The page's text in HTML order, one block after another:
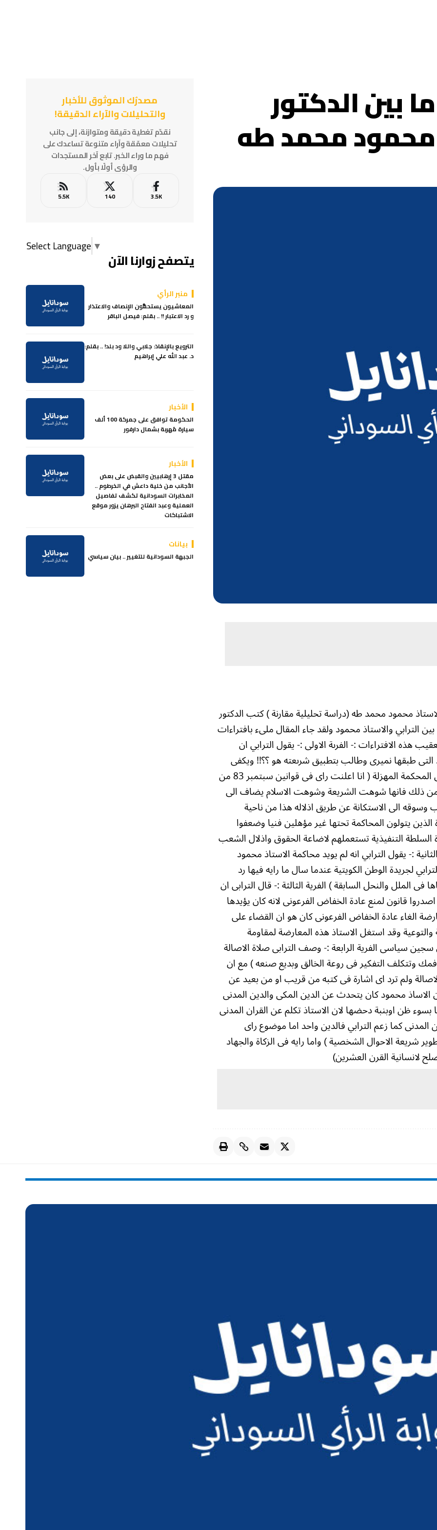
بين الدكتور
محمود محمد طه
محمود محمد طه (دراسة تحليلية مقارنة ) كتب الدكتور
الترابي والاستاذ محمود ولقد جاء المقال ملىء بافتراءات
هذه الافتراءات :- الفرىة الاولى :- يقول الترابي ان
طبقها نميرى وطالب بتطبيق شرىعته هو ؟؟!! ويكفى
لدحض هذه الفرية ان اورد كلمة الاستاذ فى المحكمة المهزلة ( انا اعلنت راى فى قوانين سبتمبر 83 من
من ذلك فانها شوهت الشريعة وشوهت الاسلام يضاف الى
الى الاستكانة عن طريق اذلاله هذا من ناحية
يتولون المحاكمة تحتها غير مؤهلين فنيا وضعفوا
التنفيذية تستعملهم لاضاعة الحقوق واذلال الشعب
:- يقول الترابي انه لم يويد محاكمة الاستاذ محمود
لجريدة الوطن الكويتية عندما سال ما رايه فيها رد
فى الملل والنحل السابقة ) الفرية الثالثة :- قال الترابى ان
قانون لمنع عادة الخفاض الفرعونى لانه كان يؤيدها
الغاء عادة الخفاض الفرعونى كان هو ان القضاء على
والتوعية وقد استغل الاستاذ هذه المعارضة لمقاومة
سياسى الفرية الرابعة :- وصف الترابى صلاة الاصالة
فمك وتتكلف التفكير فى روعة الخالق وبديع صنعه ) مع ان
ولم ترد اى اشارة فى كتبه من قريب او من بعيد عن
الاساذ محمود كان يتحدث عن الدين المكى والدين المدنى
بسوء ظن اوبنبة دحضها لان الاستاذ تكلم عن القران المدنى
كما زعم الترابي فالدين واحد اما موضوع راى
شريعة الاحوال الشخصية ) واما رايه فى الزكاة والجهاد
لانسانية القرن العشرين)
مصدرُك الموثوق للأخبار
والتحليلات والآراء الدقيقة!
نقدّم تغطية دقيقة ومتوازنة، إلى جانب
تحليلات معمّقة وآراء متنوعة تساعدك على
فهم ما وراء الخبر. تابع آخر المستجدات
والرؤى أولًا بأول.
3.5K
140
5.5K
Select Language ▼
يتصفح زوارنا الآن
منبر الرأي
المعاشيون يستحقُّون الإنصاف والاعتذار
و رد الاعتبار !! .. بقلم: فيصل الباقر
الترويع بالإنقاذ: جلابي واللا ود بلد! .. بقلم:
د. عبد الله علي إبراهيم
الأخبار
الحكومة توافق على جمركة 100 ألف
سيارة مُهربة بشمال دارفور
الأخبار
مقتل 3 إرهابيين والقبض على بعض
الأجانب من خلية داعش في الخرطوم ..
المخابرات السودانية تكشف تفاصيل
العملية وعبد الفتاح البرهان يزور موقع
الاشتباكات
بيانات
الجبهة السودانية للتغيير .. بيان سياسي